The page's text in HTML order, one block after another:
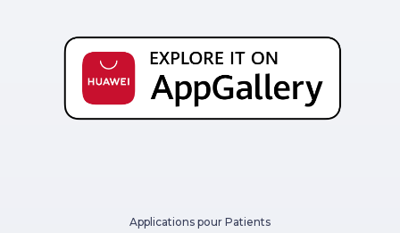
Applications pour Patients